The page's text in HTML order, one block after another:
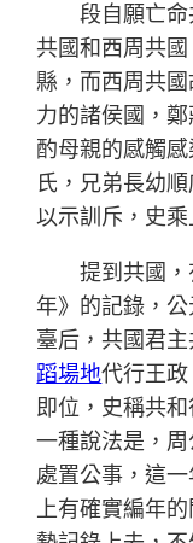
段自願亡
共國和西周共國
縣，而西周共
力的諸侯國，
酌母親的感觸
氏，兄弟長幼
以示訓斥，史乘
提到共國
年》的記錄，
臺后，共國君
蹈場地代行王
即位，史稱共
一種說法是，
處置公事，這
上有確實編年